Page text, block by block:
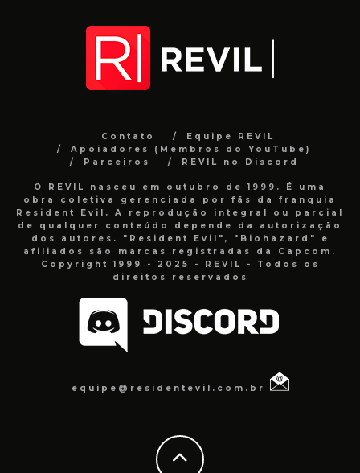
Contato
Equipe REVIL
Apoiadores (Membros do YouTube)
Parceiros
REVIL no Discord
O REVIL nasceu em outubro de 1999. É uma
obra coletiva gerenciada por fãs da franquia
Resident Evil. A reprodução integral ou parcial
de qualquer conteúdo depende da autorização
dos autores. "Resident Evil", "Biohazard" e
afiliados são marcas registradas da Capcom.
Copyright 1999 - 2025 - REVIL - Todos os
direitos reservados
equipe@residentevil.com.br